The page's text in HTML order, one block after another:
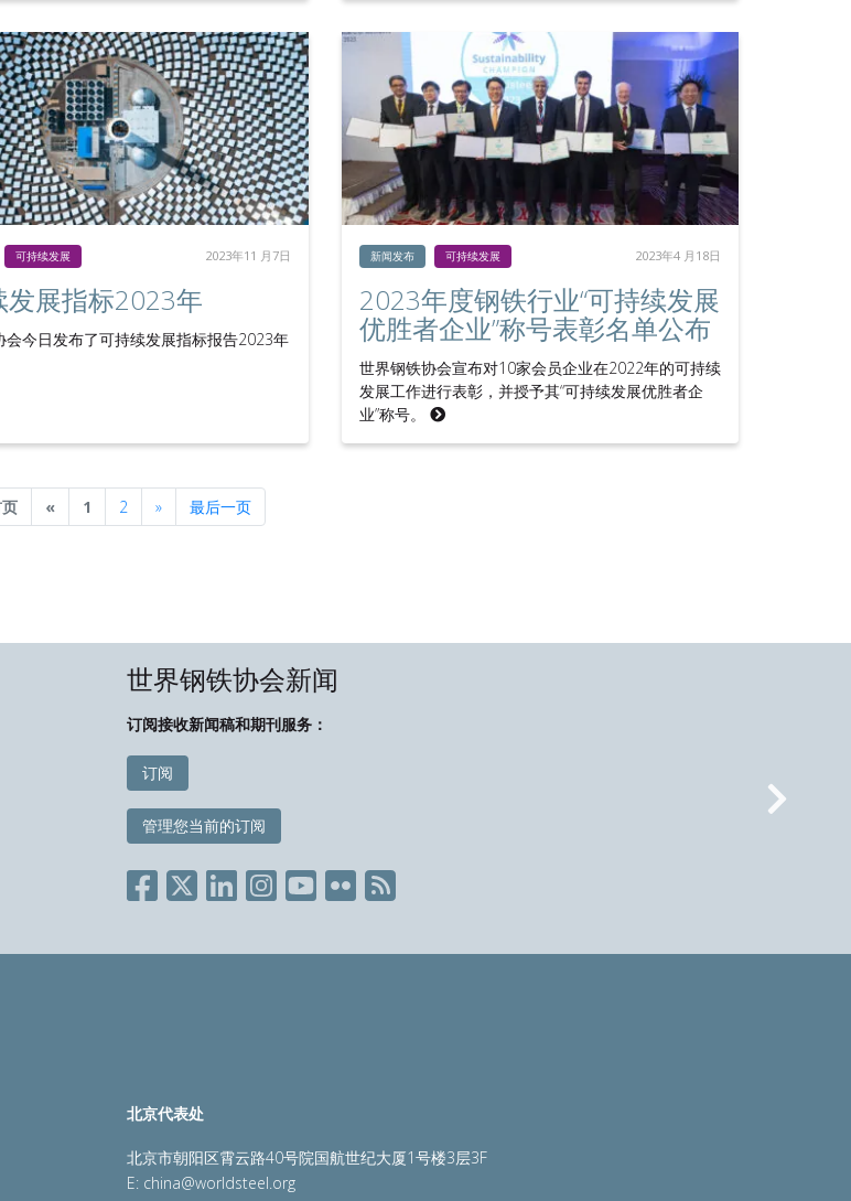
可持续发展 2023年11 月7日
发展指标2023年
会今日发布了可持续发展指标报告2023年
新闻发布 可持续发展 2023年4 月18日
2023年度钢铁行业“可持续发展
优胜者企业”称号表彰名单公布
世界钢铁协会宣布对10家会员企业在2022年的可持续
发展工作进行表彰，并授予其“可持续发展优胜者企
业”称号。
«Previous
1 2 »Next最后一页
世界钢铁协会新闻
订阅接收新闻稿和期刊服务：
订阅
管理您当前的订阅 Next
北京代表处
北京市朝阳区霄云路40号院国航世纪大厦1号楼3层3F
E: china@worldsteel.org